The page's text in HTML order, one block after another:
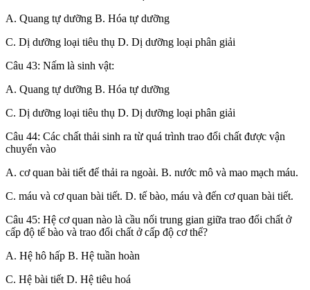
A. Quang tự dưỡng B. Hóa tự dưỡng
C. Dị dưỡng loại tiêu thụ D. Dị dưỡng loại phân giải
Câu 43: Nấm là sinh vật:
A. Quang tự dưỡng B. Hóa tự dưỡng
C. Dị dưỡng loại tiêu thụ D. Dị dưỡng loại phân giải
Câu 44: Các chất thải sinh ra từ quá trình trao đổi chất được vận
chuyển vào
A. cơ quan bài tiết để thải ra ngoài. B. nước mô và mao mạch máu.
C. máu và cơ quan bài tiết. D. tế bào, máu và đến cơ quan bài tiết.
Câu 45: Hệ cơ quan nào là cầu nối trung gian giữa trao đổi chất ở
cấp độ tế bào và trao đổi chất ở cấp độ cơ thể?
A. Hệ hô hấp B. Hệ tuần hoàn
C. Hệ bài tiết D. Hệ tiêu hoá